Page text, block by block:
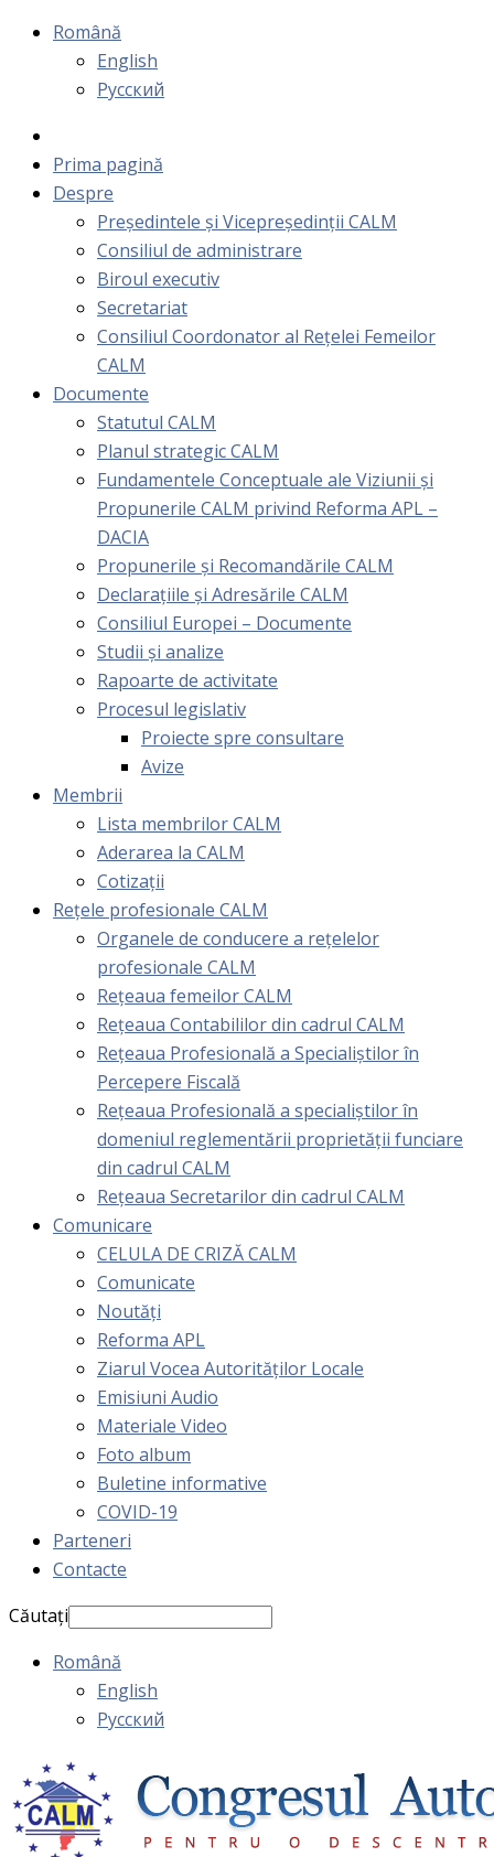
Română
English
Русский
Prima pagină
Despre
Președintele și Vicepreședinții CALM
Consiliul de administrare
Biroul executiv
Secretariat
Consiliul Coordonator al Rețelei Femeilor
CALM
Documente
Statutul CALM
Planul strategic CALM
Fundamentele Conceptuale ale Viziunii și
Propunerile CALM privind Reforma APL –
DACIA
Propunerile și Recomandările CALM
Declarațiile și Adresările CALM
Consiliul Europei – Documente
Studii și analize
Rapoarte de activitate
Procesul legislativ
Proiecte spre consultare
Avize
Membrii
Lista membrilor CALM
Aderarea la CALM
Cotizaţii
Rețele profesionale CALM
Organele de conducere a rețelelor
profesionale CALM
Rețeaua femeilor CALM
Rețeaua Contabililor din cadrul CALM
Rețeaua Profesională a Specialiștilor în
Percepere Fiscală
Reţeaua Profesională a specialiştilor în
domeniul reglementării proprietăţii funciare
din cadrul CALM
Rețeaua Secretarilor din cadrul CALM
Comunicare
CELULA DE CRIZĂ CALM
Comunicate
Noutăți
Reforma APL
Ziarul Vocea Autorităților Locale
Emisiuni Audio
Materiale Video
Foto album
Buletine informative
COVID-19
Parteneri
Contacte
Căutați
Română
English
Русский